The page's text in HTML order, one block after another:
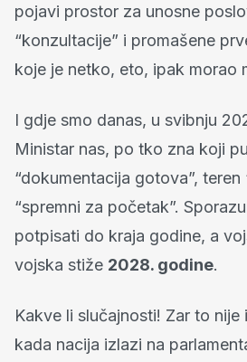
pojavi prostor za unosne
“konzultacije” i promašene
koje je netko, eto, ipak morao
I gdje smo danas, u svibnju
Ministar nas, po tko zna koji
“dokumentacija gotova”, teren
“spremni za početak”.
potpisati do kraja godine, a
vojska stiže 2028. godine.
Kakve li slučajnosti! Zar to nije
kada nacija izlazi na